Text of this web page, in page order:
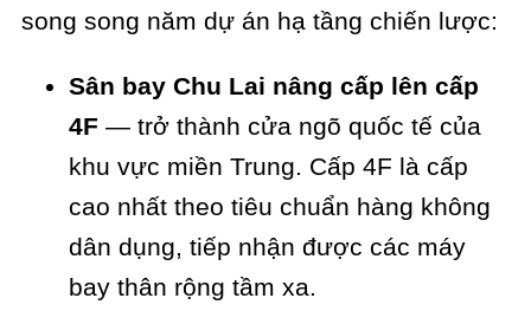
song song năm dự án hạ tầng chiến lược:
Sân bay Chu Lai nâng cấp lên cấp
4F — trở thành cửa ngõ quốc tế của
khu vực miền Trung. Cấp 4F là cấp
cao nhất theo tiêu chuẩn hàng không
dân dụng, tiếp nhận được các máy
bay thân rộng tầm xa.